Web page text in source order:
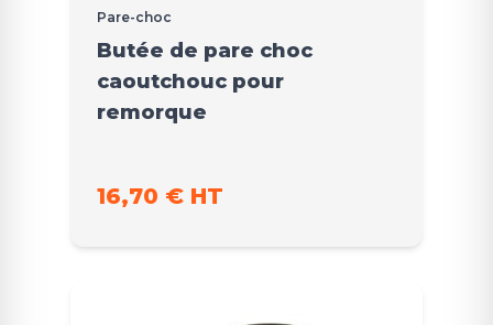
Pare-choc
Butée de pare choc
caoutchouc pour
remorque
16,70 € HT